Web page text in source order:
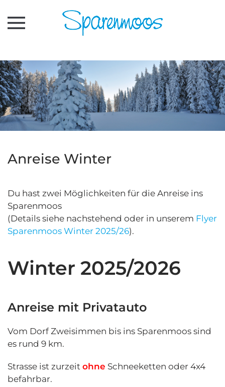
Zum Hauptinhalt springen
Anreise Winter
Du hast zwei Möglichkeiten für die Anreise ins
Sparenmoos
(Details siehe nachstehend oder in unserem Flyer
Sparenmoos Winter 2025/26).
Winter 2025/2026
Anreise mit Privatauto
Vom Dorf Zweisimmen bis ins Sparenmoos sind
es rund 9 km.
Strasse ist zurzeit ohne Schneeketten oder 4x4
befahrbar.